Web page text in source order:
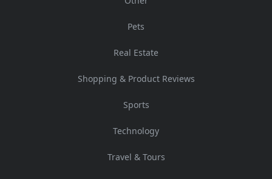
Pets
Real Estate
Shopping & Product Reviews
Sports
Technology
Travel & Tours